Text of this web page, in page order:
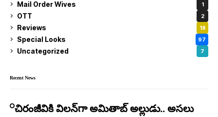
Mail Order Wives 1
OTT 2
Reviews 18
Special Looks 97
Uncategorized 7
Recent News
చిరంజీవికి విలన్‌గా అమితాబ్ అల్లుడు.. అసలు